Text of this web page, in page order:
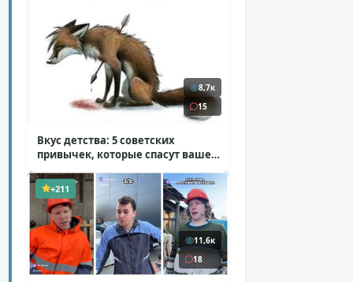
8,7к
15
Вкус детства: 5 советских
привычек, которые спасут ваше
+211
11,6к
18